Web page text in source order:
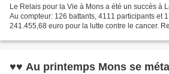
Le Relais pour la Vie à Mons a été un succès à
Au compteur: 126 battants, 4111 participants et
241.455,68 euro pour la lutte contre le cancer.
♥♥ Au printemps Mons se